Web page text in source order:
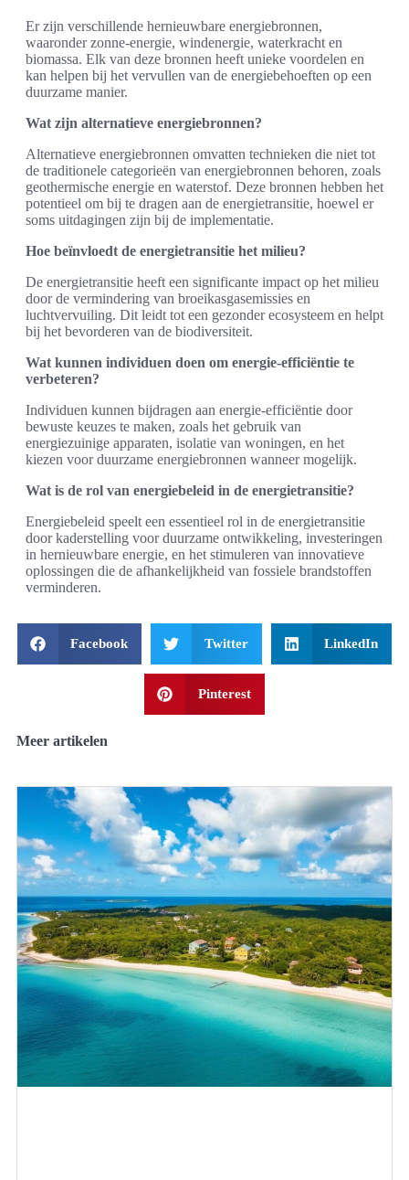
Er zijn verschillende hernieuwbare energiebronnen,
waaronder zonne-energie, windenergie, waterkracht en
biomassa. Elk van deze bronnen heeft unieke voordelen en
kan helpen bij het vervullen van de energiebehoeften op een
duurzame manier.
Wat zijn alternatieve energiebronnen?
Alternatieve energiebronnen omvatten technieken die niet tot
de traditionele categorieën van energiebronnen behoren, zoals
geothermische energie en waterstof. Deze bronnen hebben het
potentieel om bij te dragen aan de energietransitie, hoewel er
soms uitdagingen zijn bij de implementatie.
Hoe beïnvloedt de energietransitie het milieu?
De energietransitie heeft een significante impact op het milieu
door de vermindering van broeikasgasemissies en
luchtvervuiling. Dit leidt tot een gezonder ecosysteem en helpt
bij het bevorderen van de biodiversiteit.
Wat kunnen individuen doen om energie-efficiëntie te
verbeteren?
Individuen kunnen bijdragen aan energie-efficiëntie door
bewuste keuzes te maken, zoals het gebruik van
energiezuinige apparaten, isolatie van woningen, en het
kiezen voor duurzame energiebronnen wanneer mogelijk.
Wat is de rol van energiebeleid in de energietransitie?
Energiebeleid speelt een essentieel rol in de energietransitie
door kaderstelling voor duurzame ontwikkeling, investeringen
in hernieuwbare energie, en het stimuleren van innovatieve
oplossingen die de afhankelijkheid van fossiele brandstoffen
verminderen.
Facebook Twitter LinkedIn
Pinterest
Meer artikelen